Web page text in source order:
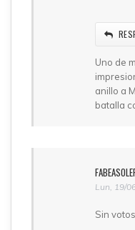
Uno de
anillo a
batalla
Lun, 19/
Sin